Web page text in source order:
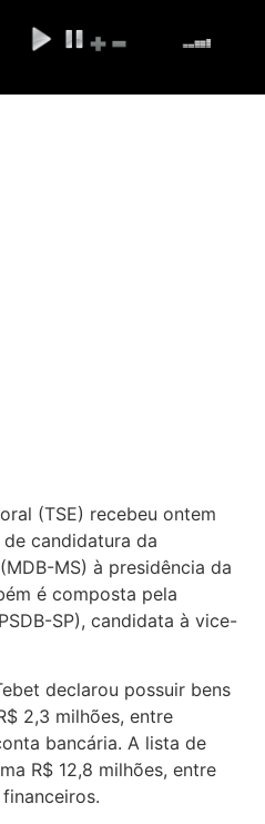
(TSE) recebeu ontem
candidatura da
MS) à presidência da
é composta pela
SP), candidata à vice-
declarou possuir bens
2,3 milhões, entre
bancária. A lista de
R$ 12,8 milhões, entre